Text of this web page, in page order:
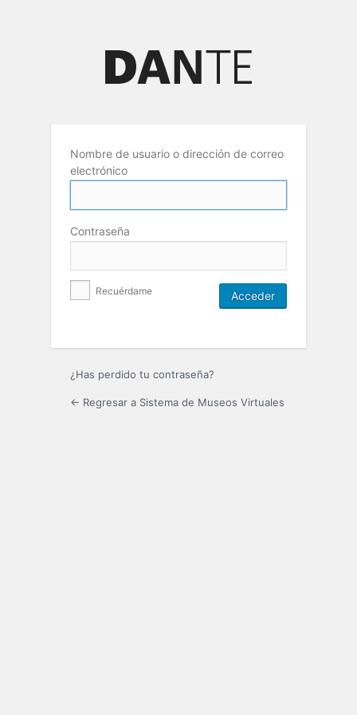
Nombre de usuario o dirección de correo
electrónico
Contraseña
Recuérdame
¿Has perdido tu contraseña?
← Regresar a Sistema de Museos Virtuales